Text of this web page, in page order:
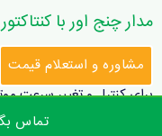
مدار چنج اور با
مدار چنج اور با کنتاکتور
برای کنترل و تغییر سرعت
شامل یک کنتاکتور، یک
مشاوره و استعلام قیمت
تماس